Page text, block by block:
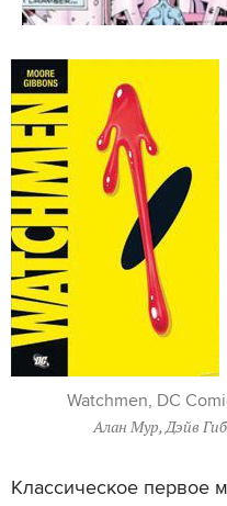
Watchmen, DC
Алан Мур, Дэйв
Классическое первое